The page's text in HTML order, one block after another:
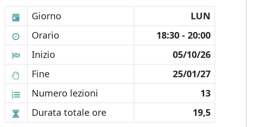
Giorno
LUN
Orario
18:30 - 20:00
Inizio
05/10/26
Fine
25/01/27
Numero lezioni
13
Durata totale ore
19,5